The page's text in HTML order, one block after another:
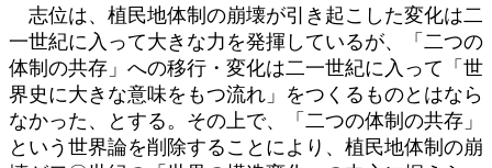
志位は、植民地体制の崩壊が引き起こした変化は二
一世紀に入って大きな力を発揮しているが、「二つの
体制の共存」への移行・変化は二一世紀に入って「世
界史に大きな意味をもつ流れ」をつくるものとはなら
なかった、とする。その上で、「二つの体制の共存」
という世界論を削除することにより、植民地体制の崩